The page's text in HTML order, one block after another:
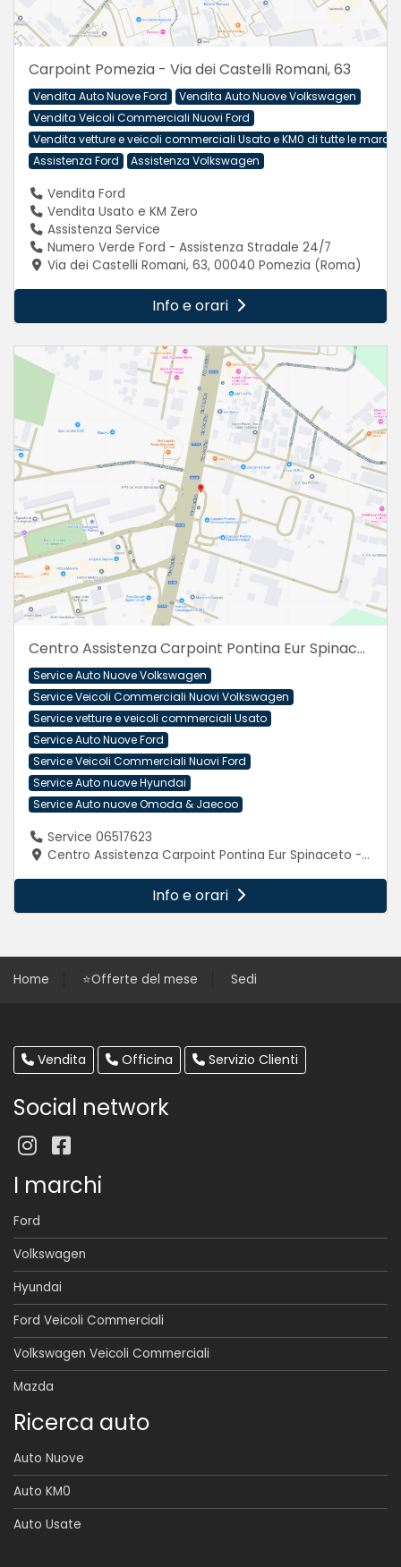
Carpoint Pomezia - Via dei Castelli Romani, 63
Vendita Auto Nuove Ford
Vendita Auto Nuove Volkswagen
Vendita Veicoli Commerciali Nuovi Ford
Vendita vetture e veicoli commerciali Usato e KM0 di tutte le
Assistenza Ford
Assistenza Volkswagen
Vendita Ford
Vendita Usato e KM Zero
Assistenza Service
Numero Verde Ford - Assistenza Stradale 24/7
Via dei Castelli Romani, 63, 00040 Pomezia (Roma)
Info e orari
Centro Assistenza Carpoint Pontina Eur Spinaceto - Via Pontina 347
Service Auto Nuove Volkswagen
Service Veicoli Commerciali Nuovi Volkswagen
Service vetture e veicoli commerciali Usato
Service Auto Nuove Ford
Service Veicoli Commerciali Nuovi Ford
Service Auto nuove Hyundai
Service Auto nuove Omoda & Jaecoo
Service 06517623
Centro Assistenza Carpoint Pontina Eur Spinaceto - Via Pontina 347, 00128 Roma (Roma)
Info e orari
Home ⭐️Offerte del mese Sedi
Vendita Officina Servizio Clienti
Social network
I marchi
Ford
Volkswagen
Hyundai
Ford Veicoli Commerciali
Volkswagen Veicoli Commerciali
Mazda
Ricerca auto
Auto Nuove
Auto KM0
Auto Usate